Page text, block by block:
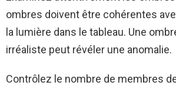
ombres doivent être cohérentes
la lumière dans le tableau. Une
irréaliste peut révéler une anomalie.
Contrôlez le nombre de membres